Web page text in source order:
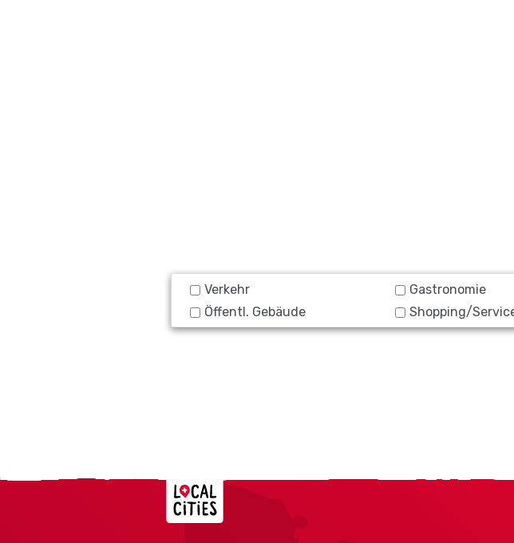
Verkehr Gastronomie
Öffentl. Gebäude
Shopping/
Localcities